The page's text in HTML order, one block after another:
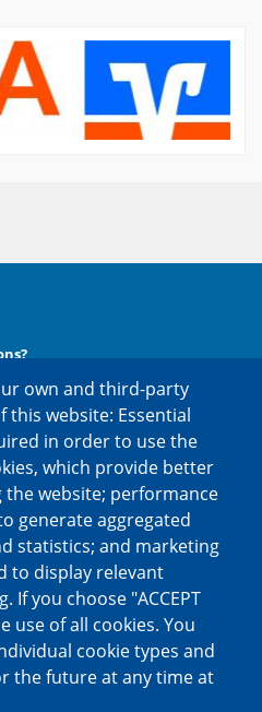
own and third-party
this website: Essential
in order to use the
which provide better
the website; performance
generate aggregated
statistics; and marketing
to display relevant
If you choose "ACCEPT
use of all cookies. You
cookie types and
the future at any time at